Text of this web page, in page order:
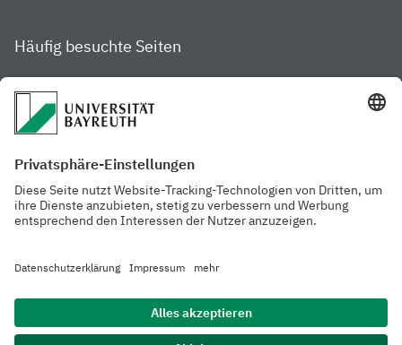
Häufig besuchte Seiten
Studienportal
Gamechanger Campus
Aktuelle
Pressemitteilungen
Arbeiten an der
Universität
Cafeterien
Studiengangsfinder
Services & Beratung für
Ansprechpersonen der
Uni Bayreuth
Datenschutzerklärung Barrierefreiheitserklärung